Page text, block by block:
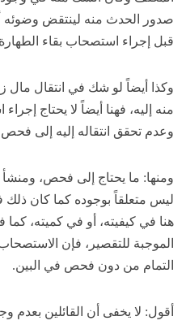
صدور الحدث منه لينتقض وضوئه
قبل إجراء استصحاب بقاء
وكذا أيضاً لو شك في انتقال مال
منه إليه، فهنا أيضاً لا يحتاج
وعدم تحقق انتقاله إليه إلى
ومنها: ما يحتاج إلى فحص،
ليس متعلقاً بوجوده كما كان ذلك
هنا في كيفيته، أو في كميته،
الموجبة للتقصير، فإن
التمام من دون فحص في البين.
أقول: لا يخفى أن القائلين